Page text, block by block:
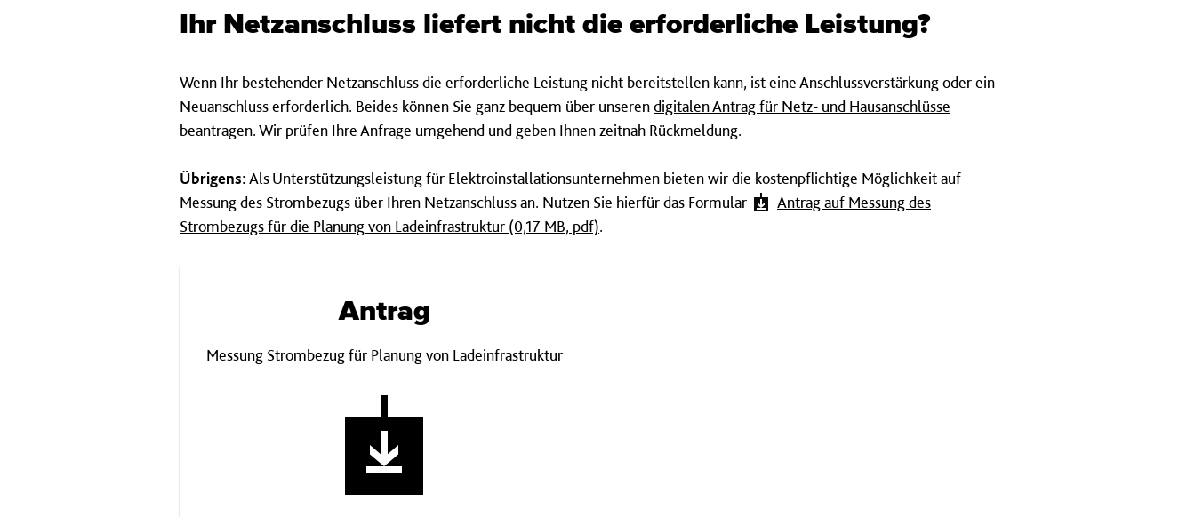
Ihr Netz­anschluss liefert nicht die er­for­der­liche Leist­ung?
Wenn Ihr bestehender Netzanschluss die erforderliche Leistung nicht bereitstellen kann, ist eine Anschlussverstärkung oder ein
Neuanschluss erforderlich. Beides können Sie ganz bequem über unserendigitalen Antrag für Netz- und Hausanschlüsse
beantragen. Wir prüfen Ihre Anfrage umgehend und geben Ihnen zeitnah Rückmeldung.
Übrigens:Als Unterstützungsleistung für Elektroinstallationsunternehmen bieten wir die kostenpflichtige Möglichkeit auf
Messung des Strombezugs über Ihren Netzanschluss an. Nutzen Sie hierfür das Formular
Antrag auf Messung des
Strombezugs für die Planung von Ladeinfrastruktur (0,17 MB, pdf).
Antrag
Messung Strombezug für Planung von Ladeinfrastruktur